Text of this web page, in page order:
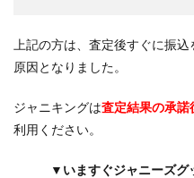
上記の方は、査定後すぐに振
原因となりました。
ジャニキングは査定結果の承諾
利用ください。
▼いますぐジャニーズグ